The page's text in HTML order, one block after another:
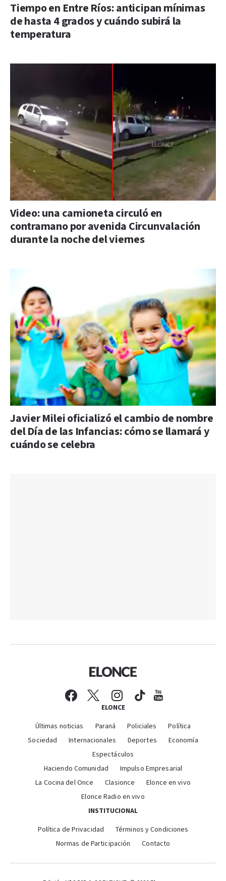
Tiempo en Entre Ríos: anticipan mínimas
de hasta 4 grados y cuándo subirá la
temperatura
Video: una camioneta circuló en
contramano por avenida Circunvalación
durante la noche del viernes
Javier Milei oficializó el cambio de nombre
del Día de las Infancias: cómo se llamará y
cuándo se celebra
ELONCE
Últimas noticias Paraná Policiales
Política
Sociedad
Internacionales Deportes
Economía
Espectáculos
Haciendo Comunidad
Impulso Empresarial
La Cocina del Once
Clasionce
Elonce en vivo
Elonce Radio en vivo
INSTITUCIONAL
Política de Privacidad
Términos y Condiciones
Normas de Participación
Contacto